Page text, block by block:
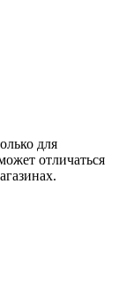
для
отличаться